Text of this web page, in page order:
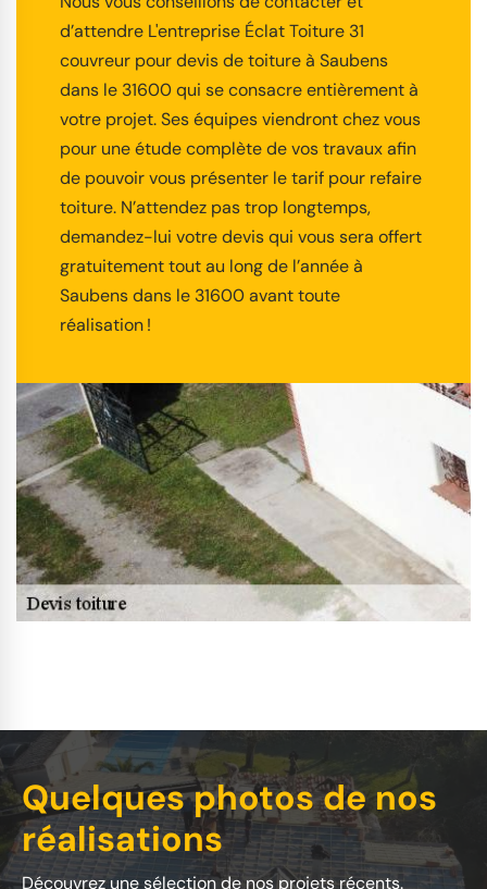
d’attendre L'entreprise Éclat Toiture 31
couvreur pour devis de toiture à Saubens
dans le 31600 qui se consacre entièrement à
votre projet. Ses équipes viendront chez vous
pour une étude complète de vos travaux afin
de pouvoir vous présenter le tarif pour refaire
toiture. N’attendez pas trop longtemps,
demandez-lui votre devis qui vous sera offert
gratuitement tout au long de l’année à
Saubens dans le 31600 avant toute
réalisation !
Quelques photos de nos
réalisations
Découvrez une sélection de nos projets récents.